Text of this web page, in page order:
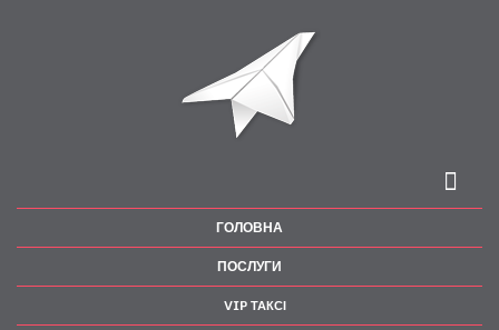
ГОЛОВНА
ПОСЛУГИ
VIP ТАКСІ